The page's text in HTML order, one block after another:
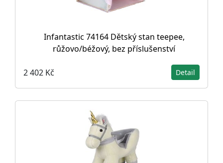
Infantastic 74164 Dětský stan teepee,
růžovo/béžový, bez příslušenství
2 402 Kč Detail